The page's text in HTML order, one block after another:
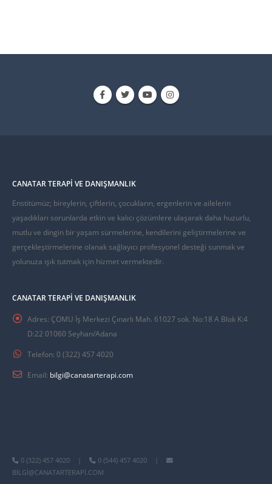
CANATAR TERAPI VE DANIŞMANLIK
Enstitümüz; bireylerin, çiftlerin, çocukların, ergenlerin ve ailelerin
yaşadıkları sorunlarda etkin ve kalıcı çözümlere ulaşarak daha huzurlu,
mutlu ve dingin bir yaşam sürmelerine, kendilerini geliştirmelerine ve
gerçekleştirmelerine olanak sağlayıcı profesyonel desteği sunmak ve
yolunuza ışık tutmak için hizmet vermektedir.
CANATAR TERAPI VE DANIŞMANLIK
Adres: ÇOMU İş Merkezi Çınarlı Mah. 61027 sok. No:18 A Blok K:4
D:22 01060 Seyhan/Adana
Telefon: 0 (322) 457 4020
Email: bilgi@canatarterapi.com
0 (322) 457 4020 0 (544) 457 4020
BILGI@CANATARTERAPI.COM